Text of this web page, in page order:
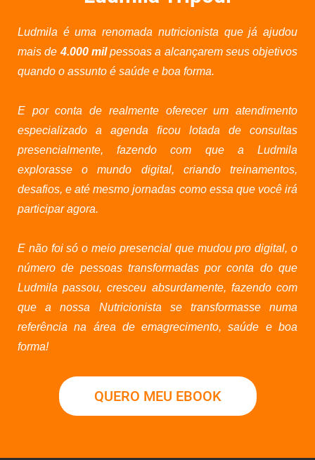
Ludmila é uma renomada nutricionista que já ajudou
mais de4.000 milpessoas a alcançarem seus objetivos
quando o assunto é saúde e boa forma.
E por conta de realmente oferecer um atendimento
especializado a agenda ficou lotada de consultas
presencialmente, fazendo com que a Ludmila
explorasse o mundo digital, criando treinamentos,
desafios, e até mesmo jornadas como essa que você irá
participar agora.
E não foi só o meio presencial que mudou pro digital, o
número de pessoas transformadas por conta do que
Ludmila passou, cresceu absurdamente, fazendo com
que a nossa Nutricionista se transformasse numa
referência na área de emagrecimento, saúde e boa
forma!
QUERO MEU EBOOK